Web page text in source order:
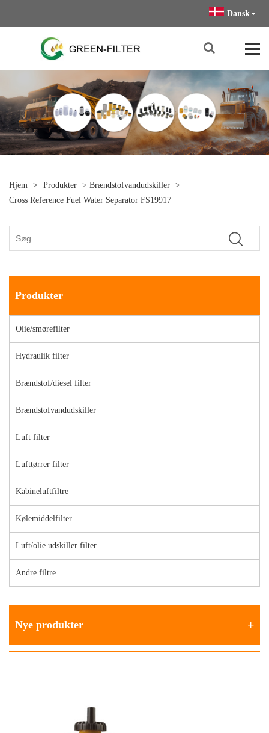
Dansk
Hjem > Produkter > Brændstofvandudskiller >
Cross Reference Fuel Water Separator FS19917
Produkter
Olie/smørefilter
Hydraulik filter
Brændstof/diesel filter
Brændstofvandudskiller
Luft filter
Lufttørrer filter
Kabineluftfiltre
Kølemiddelfilter
Luft/olie udskiller filter
Andre filtre
Nye produkter